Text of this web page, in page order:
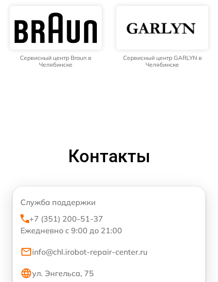
Сервисный центр Braun в
Челябинске
Сервисный центр GARLYN в
Челябинске
Контакты
Служба поддержки
+7 (351) 200-51-37
Ежедневно с 9:00 до 21:00
info@chl.irobot-repair-center.ru
ул. Энгельса, 75